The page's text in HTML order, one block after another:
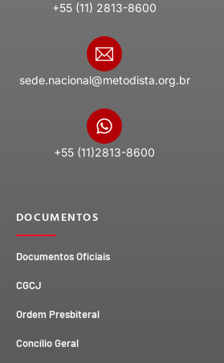
+55 (11) 2813-8600
sede.nacional@metodista.org.br
+55 (11)2813-8600
DOCUMENTOS
Documentos Oficiais
CGCJ
Ordem Presbiteral
Concílio Geral